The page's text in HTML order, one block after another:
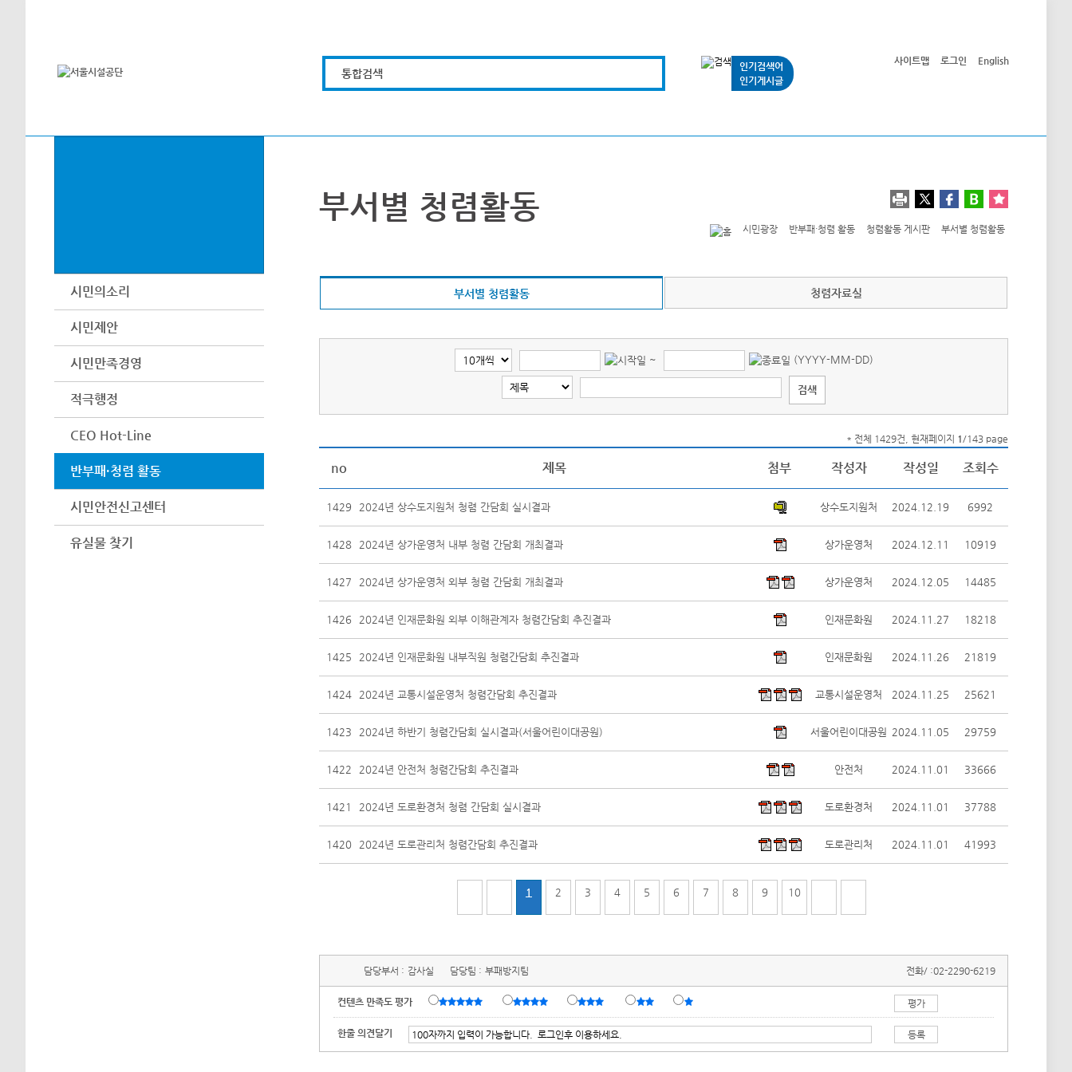
통합검색
인기검색어
인기게시글
사이트맵 로그인 English
시민의소리
시민제안
시민만족경영
적극행정
CEO Hot-Line
반부패·청렴 활동
시민안전신고센터
유실물 찾기
부서별 청렴활동
시민광장 반부패·청렴 활동 청렴활동 게시판 부서별 청렴활동
부서별 청렴활동 청렴자료실
~ (YYYY-MM-DD)
* 전체 1429건, 현재페이지 1/143 page
no 제목 첨부 작성자 작성일 조회수
1429 2024년 상수도지원처 청렴 간담회 실시결과 상수도지원처 2024.12.19 6992
1428 2024년 상가운영처 내부 청렴 간담회 개최결과 상가운영처 2024.12.11 10919
1427 2024년 상가운영처 외부 청렴 간담회 개최결과 상가운영처 2024.12.05 14485
1426 2024년 인재문화원 외부 이해관계자 청렴간담회 추진결과 인재문화원 2024.11.27 18218
1425 2024년 인재문화원 내부직원 청렴간담회 추진결과 인재문화원 2024.11.26 21819
1424 2024년 교통시설운영처 청렴간담회 추진결과 교통시설운영처 2024.11.25 25621
1423 2024년 하반기 청렴간담회 실시결과(서울어린이대공원) 서울어린이대공원 2024.11.05 29759
1422 2024년 안전처 청렴간담회 추진결과 안전처 2024.11.01 33666
1421 2024년 도로환경처 청렴 간담회 실시결과 도로환경처 2024.11.01 37788
1420 2024년 도로관리처 청렴간담회 추진결과 도로관리처 2024.11.01 41993
1 2 3 4 5 6 7 8 9 10
담당부서 : 감사실 담당팀 : 부패방지팀 전화/ :02-2290-6219
컨텐츠 만족도 평가
한줄 의견달기